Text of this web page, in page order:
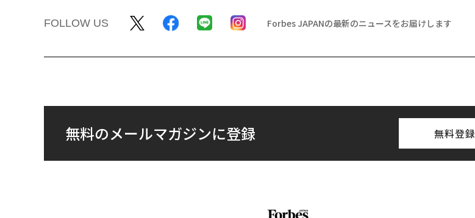
FOLLOW US Forbes JAPANの最新のニュースをお届けします
無料のメールマガジンに登録 無料登録